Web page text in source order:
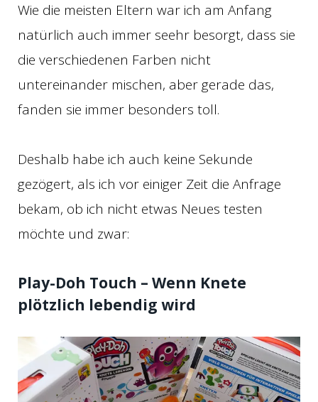
Wie die meisten Eltern war ich am Anfang
natürlich auch immer seehr besorgt, dass sie
die verschiedenen Farben nicht
untereinander mischen, aber gerade das,
fanden sie immer besonders toll.
Deshalb habe ich auch keine Sekunde
gezögert, als ich vor einiger Zeit die Anfrage
bekam, ob ich nicht etwas Neues testen
möchte und zwar:
Play-Doh Touch – Wenn Knete
plötzlich lebendig wird